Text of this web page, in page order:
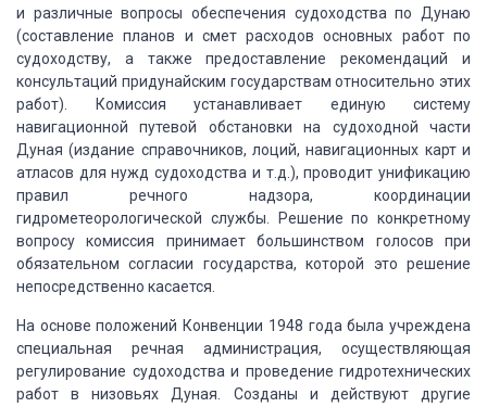
и различные вопросы обеспечения судоходства по Дунаю
(составление планов и смет расходов основных работпо
судоходству, а также предоставление рекомендаций и
консультаций придунайским государствам относительно этих
работ).
Комиссия устанавливает единую систему
навигационной путевой обстановки на судоходной части
Дуная (издание справочников, лоций, навигационных карт и
атласов для нужд судоходства и т.д.), проводит унификацию
правил речного надзора, координации
гидрометеорологической службы.
Решение по конкретному
вопросу комиссия принимает большинством голосов при
обязательном согласии государства, которой это решение
непосредственно касается.
На основе положений Конвенции 1948 года была учреждена
специальная речная администрация, осуществляющая
регулирование судоходства и проведение гидротехнических
работ в низовьях Дуная.
Созданы и действуют другие